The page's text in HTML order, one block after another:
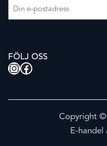
FÖLJ OSS
Instagram
Facebook
Copyright ©
E-handel